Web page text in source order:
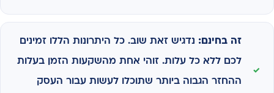
זה בחינם: נדגיש זאת שוב. כל היתרונות הללו זמינים
לכם ללא כל עלות. זוהי אחת מהשקעות הזמן בעלות
ההחזר הגבוה ביותר שתוכלו לעשות עבור העסק